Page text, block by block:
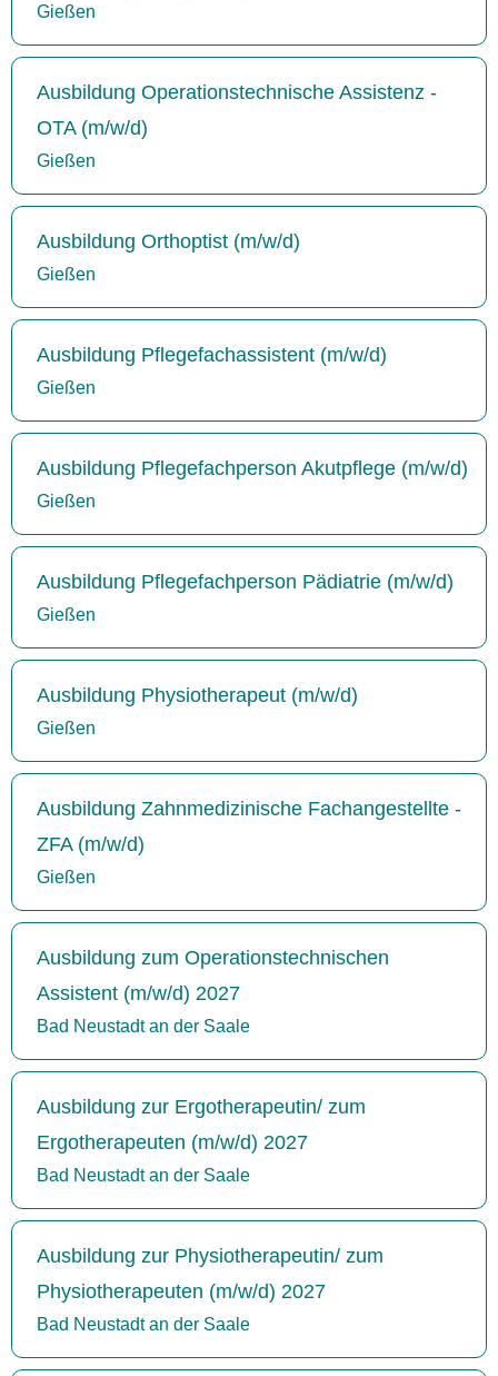
Gießen
Ausbildung Operationstechnische Assistenz -
OTA (m/w/d)
Gießen
Ausbildung Orthoptist (m/w/d)
Gießen
Ausbildung Pflegefachassistent (m/w/d)
Gießen
Ausbildung Pflegefachperson Akutpflege (m/w/d)
Gießen
Ausbildung Pflegefachperson Pädiatrie (m/w/d)
Gießen
Ausbildung Physiotherapeut (m/w/d)
Gießen
Ausbildung Zahnmedizinische Fachangestellte -
ZFA (m/w/d)
Gießen
Ausbildung zum Operationstechnischen
Assistent (m/w/d) 2027
Bad Neustadt an der Saale
Ausbildung zur Ergotherapeutin/ zum
Ergotherapeuten (m/w/d) 2027
Bad Neustadt an der Saale
Ausbildung zur Physiotherapeutin/ zum
Physiotherapeuten (m/w/d) 2027
Bad Neustadt an der Saale